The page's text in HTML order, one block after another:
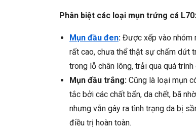
Phân biệt các loại mụn trứng cá L70:
Mụn đầu đen: Được xếp vào nhóm
rất cao, chưa thể thật sự chấm dứt
trong lỗ chân lông, trải qua quá
Mụn đầu trắng: Cũng là loại mụn
tắc bởi các chất bẩn, da chết, bã
nhưng vẫn gây ra tình trạng da bị
điều trị hoàn toàn.